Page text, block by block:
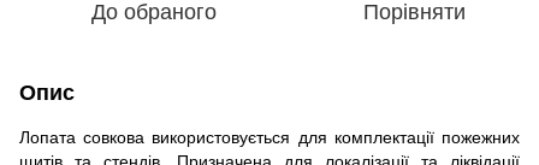
До обраного Порівняти
Опис
Лопата совкова використовується для комплектації пожежних